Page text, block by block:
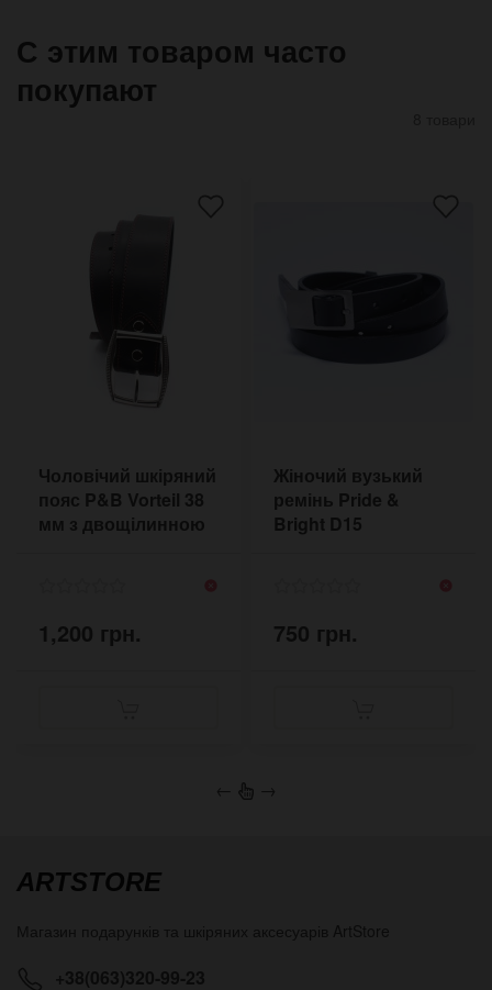
С этим товаром часто
покупают
Чоловічий шкіряний
пояс P&B Vorteil 38
мм з двощілинною
1,200 грн.
Жіночий вузький
ремінь Pride &
Bright D15
750 грн.
← →
ARTSTORE